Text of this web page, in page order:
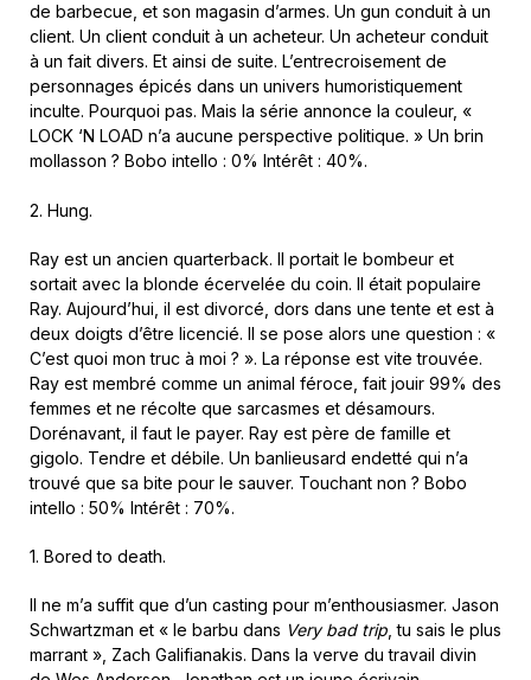
de barbecue, et son magasin d’armes. Un gun conduit à un
client. Un client conduit à un acheteur. Un acheteur conduit
à un fait divers. Et ainsi de suite. L’entrecroisement de
personnages épicés dans un univers humoristiquement
inculte. Pourquoi pas. Mais la série annonce la couleur, «
LOCK ‘N LOAD n’a aucune perspective politique. » Un brin
mollasson ? Bobo intello : 0% Intérêt : 40%.
2. Hung.
Ray est un ancien quarterback. Il portait le bombeur et
sortait avec la blonde écervelée du coin. Il était populaire
Ray. Aujourd’hui, il est divorcé, dors dans une tente et est à
deux doigts d’être licencié. Il se pose alors une question : «
C’est quoi mon truc à moi ? ». La réponse est vite trouvée.
Ray est membré comme un animal féroce, fait jouir 99% des
femmes et ne récolte que sarcasmes et désamours.
Dorénavant, il faut le payer. Ray est père de famille et
gigolo. Tendre et débile. Un banlieusard endetté qui n’a
trouvé que sa bite pour le sauver. Touchant non ? Bobo
intello : 50% Intérêt : 70%.
1. Bored to death.
Il ne m’a suffit que d’un casting pour m’enthousiasmer. Jason
Schwartzman et « le barbu dans Very bad trip, tu sais le plus
marrant », Zach Galifianakis. Dans la verve du travail divin